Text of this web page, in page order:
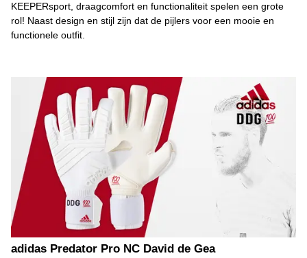
KEEPERsport, draagcomfort en functionaliteit spelen een grote
rol! Naast design en stijl zijn dat de pijlers voor een mooie en
functionele outfit.
adidas Predator Pro NC David de Gea